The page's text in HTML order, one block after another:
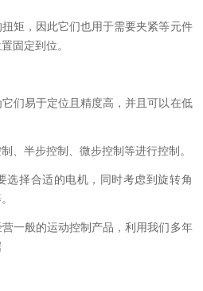
矩，因此它们也用于需要夹紧等元件
固定到位。
们易于定位且精度高，并且可以在低
、半步控制、微步控制等进行控制。
选择合适的电机，同时考虑到旋转角
一般的运动控制产品，利用我们多年